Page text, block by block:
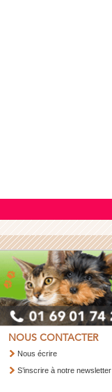
NOUS CONTACTER
Nous écrire
S’inscrire à notre newsletter